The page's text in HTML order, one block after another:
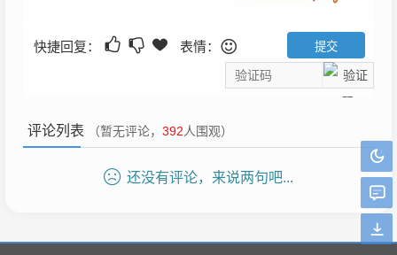
快捷回复： 表情：
评论列表 （暂无评论， 392人围观）
还没有评论，来说两句吧...